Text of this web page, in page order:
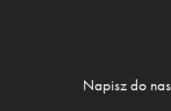
Napisz do nas